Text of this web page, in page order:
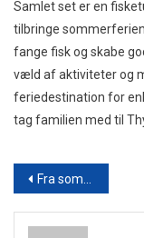
Samlet set er en
tilbringe
fange fisk og skabe
væld af aktiviteter og
feriedestination for
tag familien med til
Fra sommersol til vintersolhverv: Sådan ændrer dagens længde sig gennem året